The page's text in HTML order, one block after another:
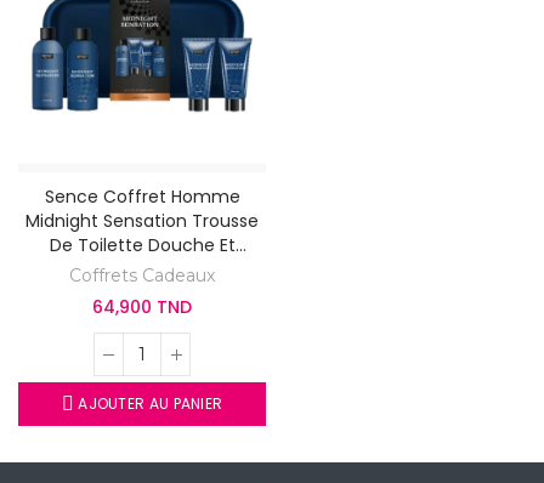
Sence Coffret Homme
Midnight Sensation Trousse
De Toilette Douche Et
Rasage 5pcs
Coffrets Cadeaux
64,900 TND
AJOUTER AU PANIER